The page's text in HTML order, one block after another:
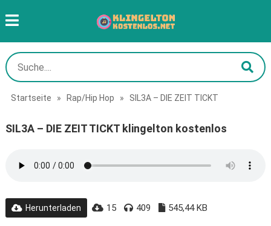
Startseite » Rap/Hip Hop » SIL3A – DIE ZEIT TICKT
SIL3A – DIE ZEIT TICKT klingelton kostenlos
Herunterladen 15 409 545,44 KB